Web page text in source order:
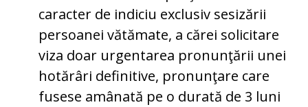
caracter de indiciu exclusiv sesizării
persoanei vătămate, a cărei solicitare
viza doar urgentarea pronunţării unei
hotărâri definitive, pronunţare care
fusese amânată pe o durată de 3 luni